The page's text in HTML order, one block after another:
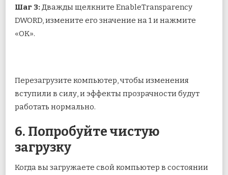
Шаг 3: Дважды щелкните EnableTransparency
DWORD, измените его значение на 1 и нажмите
«ОК».
Перезагрузите компьютер, чтобы изменения
вступили в силу, и эффекты прозрачности будут
работать нормально.
6. Попробуйте чистую
загрузку
Когда вы загружаете свой компьютер в состоянии